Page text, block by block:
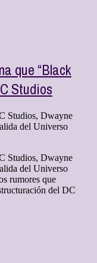
que “Black
Studios
Studios, Dwayne
del Universo
Studios, Dwayne
del Universo
rumores que
del DC